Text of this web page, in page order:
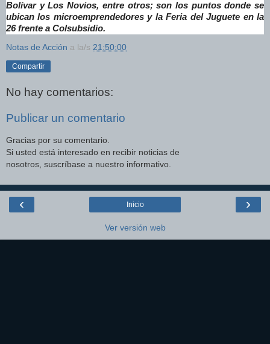
Bolívar y Los Novios, entre otros; son los puntos donde se
ubican los microemprendedores y la Feria del Juguete en la
26 frente a Colsubsidio.
Notas de Acción a la/s 21:50:00
Compartir
No hay comentarios:
Publicar un comentario
Gracias por su comentario.
Si usted está interesado en recibir noticias de
nosotros, suscríbase a nuestro informativo.
‹ ›
Inicio
Ver versión web